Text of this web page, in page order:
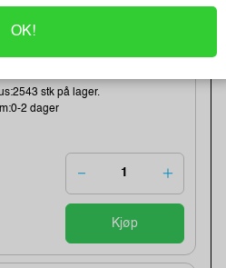
300 ml - LET`S CHANGE
stk på lager.
2 dager
Kjøp
OK!